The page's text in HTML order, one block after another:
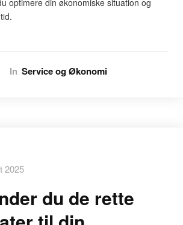
optimere din økonomiske situation og
In Service og Økonomi
2025
du de rette